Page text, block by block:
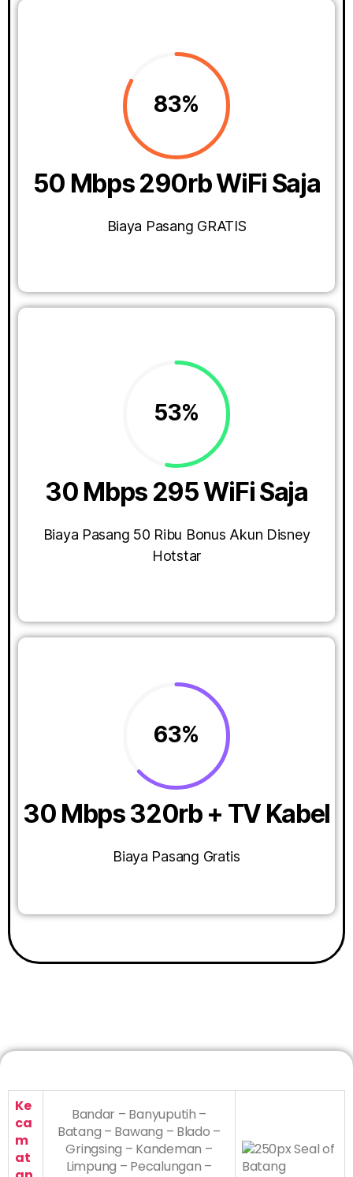
83%
50 Mbps 290rb WiFi Saja
Biaya Pasang GRATIS
53%
30 Mbps 295 WiFi Saja
Biaya Pasang 50 Ribu Bonus Akun Disney
Hotstar
63%
30 Mbps 320rb + TV Kabel
Biaya Pasang Gratis
Ke
ca
m
at
Bandar – Banyuputih –
Batang – Bawang – Blado –
Gringsing – Kandeman –
Limpung – Pecalungan –